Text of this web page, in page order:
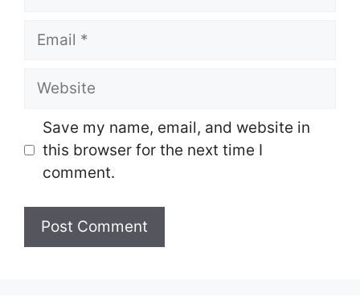
Email
Website
Save my name, email, and website in
this browser for the next time I
comment.